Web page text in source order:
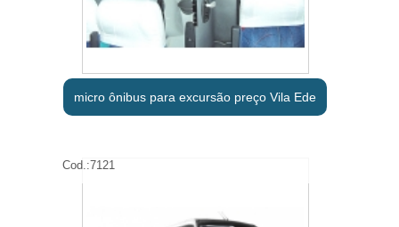
micro ônibus para excursão preço Vila Ede
Cod.:7121